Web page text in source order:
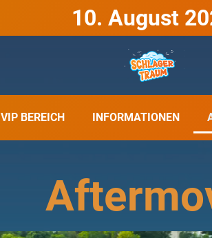
10. August
VIP BEREICH INFORMATIONEN